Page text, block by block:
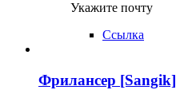
Укажите почту
Ссылка
Фрилансер [Sangik]